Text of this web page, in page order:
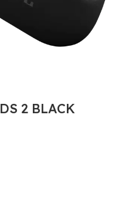
2 BLACK